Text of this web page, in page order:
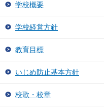
学校概要
学校経営方針
教育目標
いじめ防止基本方針
校歌・校章